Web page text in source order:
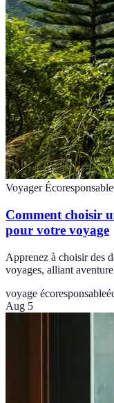
Voyager Écoresponsable
Comment choisir
pour votre voyage
Apprenez à choisir des
voyages, alliant
voyage écoresponsable
Aug 5